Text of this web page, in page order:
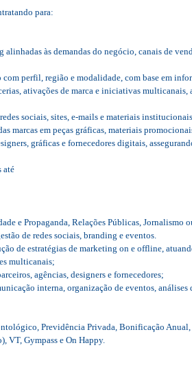
para:
alinhadas às demandas do negócio, canais de
perfil, região e modalidade, com base em
ativações de marca e iniciativas multicanais,
sociais, sites, e-mails e materiais
marcas em peças gráficas, materiais
gráficas e fornecedores digitais,
até
e Propaganda, Relações Públicas, Jornalismo
de redes sociais, branding e eventos.
de estratégias de marketing on e offline,
multicanais;
agências, designers e fornecedores;
interna, organização de eventos, análises
Previdência Privada, Bonificação Anual,
VT, Gympass e On Happy.